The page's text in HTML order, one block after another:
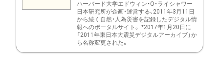
ハーバード大学エドウィン・O・ライシャワー
日本研究所が企画・運営する、2011年3月11日
から続く自然・人為災害を記録したデジタル情
報へのポータルサイト。 *2017年1月20日に
「2011年東日本大震災デジタルアーカイブ」か
ら名称変更された。